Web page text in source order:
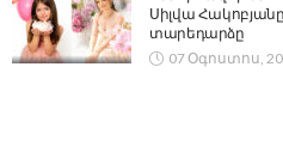
Սիլվա
տարեդարձը
07 Օգոստոս,